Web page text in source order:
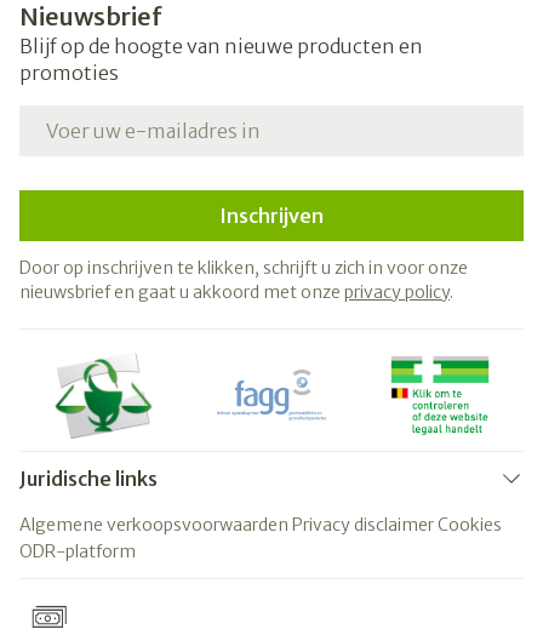
Nieuwsbrief
Blijf op de hoogte van nieuwe producten en
promoties
Inschrijven
Door op inschrijven te klikken, schrijft u zich in voor onze
nieuwsbrief en gaat u akkoord met onze privacy policy.
Juridische links
Algemene verkoopsvoorwaarden Privacy disclaimerCookies
ODR-platform